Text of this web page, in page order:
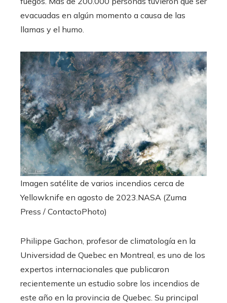
evacuadas en algún momento a causa de las
llamas y el humo.
Imagen satélite de varios incendios cerca de
Yellowknife en agosto de 2023. NASA (Zuma
Press / ContactoPhoto)
Philippe Gachon, profesor de climatología en la
Universidad de Quebec en Montreal, es uno de los
expertos internacionales que publicaron
recientemente un estudio sobre los incendios de
este año en la provincia de Quebec. Su principal